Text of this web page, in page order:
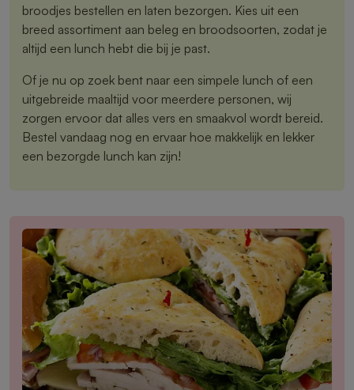
broodjes bestellen en laten bezorgen. Kies uit een
breed assortiment aan beleg en broodsoorten, zodat je
altijd een lunch hebt die bij je past.
Of je nu op zoek bent naar een simpele lunch of een
uitgebreide maaltijd voor meerdere personen, wij
zorgen ervoor dat alles vers en smaakvol wordt bereid.
Bestel vandaag nog en ervaar hoe makkelijk en lekker
een bezorgde lunch kan zijn!